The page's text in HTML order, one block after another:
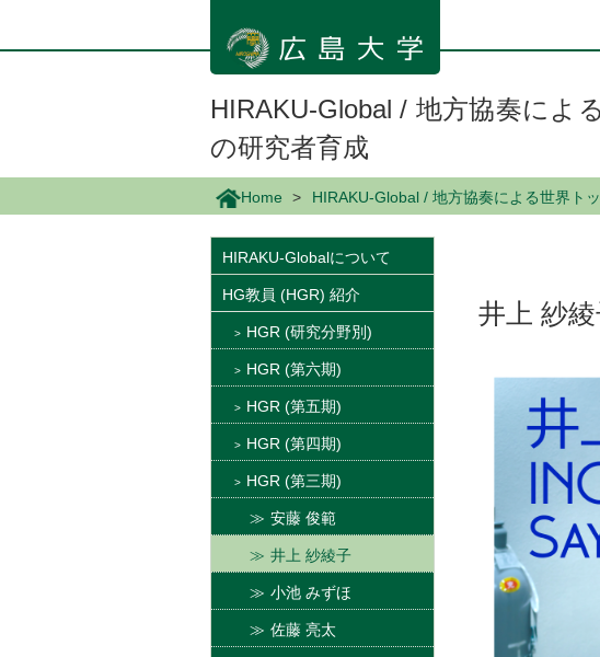
ン
移
HIRAKU-Global / 地方協奏によ
の研究者育成
Home HIRAKU-Global / 地方協奏による世界ト
井上 紗
HIRAKU-Globalについて
HG教員 (HGR) 紹介
HGR (研究分野別)
HGR (第六期)
HGR (第五期)
HGR (第四期)
HGR (第三期)
安藤 俊範
井上 紗綾子
小池 みずほ
佐藤 亮太